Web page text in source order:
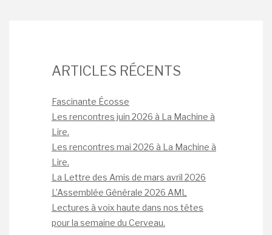
ARTICLES RÉCENTS
Fascinante Écosse
Les rencontres juin 2026 à La Machine à
Lire.
Les rencontres mai 2026 à La Machine à
Lire.
La Lettre des Amis de mars avril 2026
L’Assemblée Générale 2026 AML
Lectures à voix haute dans nos têtes
pour la semaine du Cerveau.